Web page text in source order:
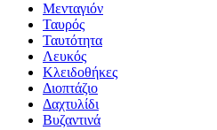
Μενταγιόν
Ταυρός
Ταυτότητα
Λευκός
Κλειδοθήκες
Διοπτάζιο
Δαχτυλίδι
Βυζαντινά